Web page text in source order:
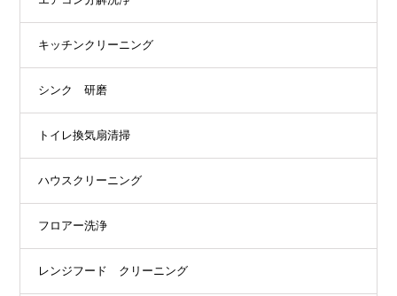
キッチンクリーニング
シンク 研磨
トイレ換気扇清掃
ハウスクリーニング
フロアー洗浄
レンジフード クリーニング